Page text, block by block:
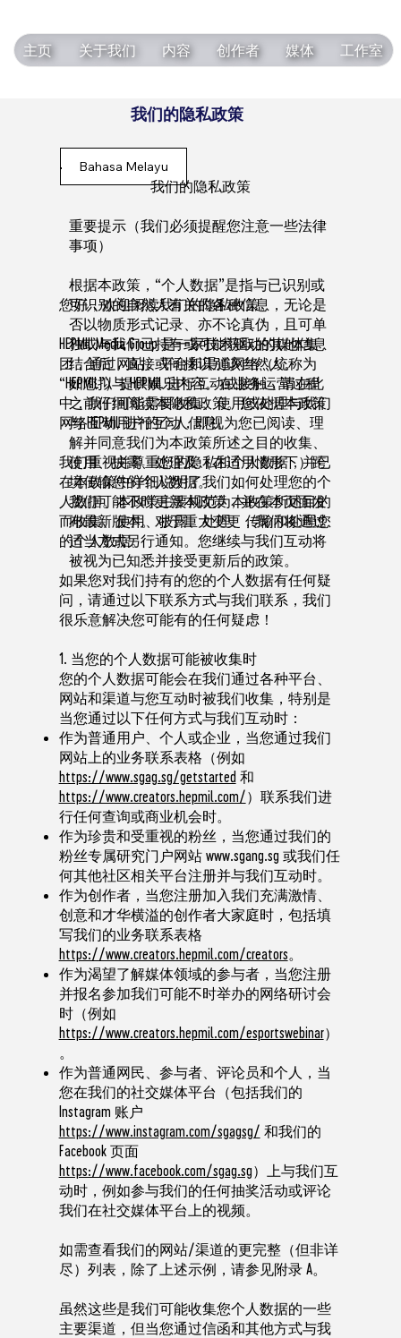
主页 关于我们 内容 创作者 媒体 工作室
我们的隐私政策
Bahasa Melayu
我们的隐私政策
重要提示（我们必须提醒您注意一些法律
事项）
根据本政策，“个人数据”是指与已识别或
可识别的自然人有关的各种信息，无论是
否以物质形式记录、亦不论真伪，且可单
独或与我们已持有或可能获取的其他信息
结合后，直接或间接识别该自然人。
如您拟与 HEPMIL 进行互动或接触，请在此
之前仔细阅读本隐私政策。您依据本政策
与 HEPMIL 进行互动，即视为您已阅读、理
解并同意我们为本政策所述之目的收集、
使用、披露、处理及（在适用情形下）跨
境传输您的个人数据。
我们可能不时更新本政策，并在本页面发
布最新版本。对于重大变更，我们将通过
适当方式另行通知。您继续与我们互动将
被视为已知悉并接受更新后的政策。
您好，欢迎阅读我们的隐私政策。
HEPMIL Media Group 是一家技术驱动的媒体集
团，通过网站、平台和渠道网络（统称为
“HEPMIL”）提供娱乐内容。在业务运营过程
中，我们可能需要收集、使用或处理与我们
网络互动用户的个人信息。
我们重视并尊重您的隐私和个人数据，并已
在本政策中详细说明了我们如何处理您的个
人数据。本政策主要规范为本政策所述目的
而收集、使用、披露、处理、传输和处理您
的个人数据。
如果您对我们持有的您的个人数据有任何疑
问，请通过以下联系方式与我们联系，我们
很乐意解决您可能有的任何疑虑！
1. 当您的个人数据可能被收集时
您的个人数据可能会在我们通过各种平台、
网站和渠道与您互动时被我们收集，特别是
当您通过以下任何方式与我们互动时：
作为普通用户、个人或企业，当您通过我们
网站上的业务联系表格（例如
https://www.sgag.sg/getstarted 和
https://www.creators.hepmil.com/）联系我们进
行任何查询或商业机会时。
作为珍贵和受重视的粉丝，当您通过我们的
粉丝专属研究门户网站 www.sgang.sg 或我们任
何其他社区相关平台注册并与我们互动时。
作为创作者，当您注册加入我们充满激情、
创意和才华横溢的创作者大家庭时，包括填
写我们的业务联系表格
https://www.creators.hepmil.com/creators。
作为渴望了解媒体领域的参与者，当您注册
并报名参加我们可能不时举办的网络研讨会
时（例如
https://www.creators.hepmil.com/esportswebinar）
。
作为普通网民、参与者、评论员和个人，当
您在我们的社交媒体平台（包括我们的
Instagram 账户
https://www.instagram.com/sgagsg/ 和我们的
Facebook 页面
https://www.facebook.com/sgag.sg）上与我们互
动时，例如参与我们的任何抽奖活动或评论
我们在社交媒体平台上的视频。
如需查看我们的网站/渠道的更完整（但非详
尽）列表，除了上述示例，请参见附录 A。
虽然这些是我们可能收集您个人数据的一些
主要渠道，但当您通过信函和其他方式与我